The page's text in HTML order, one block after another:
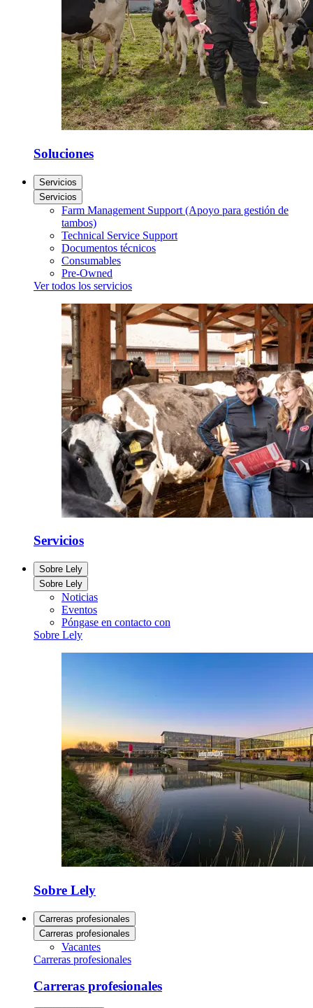
Soluciones
Servicios
Servicios
Farm Management Support (Apoyo para gestión de
tambos)
Technical Service Support
Documentos técnicos
Consumables
Pre-Owned
Ver todos los servicios
Servicios
Sobre Lely
Sobre Lely
Noticias
Eventos
Póngase en contacto con
Sobre Lely
Sobre Lely
Carreras profesionales
Carreras profesionales
Vacantes
Carreras profesionales
Carreras profesionales